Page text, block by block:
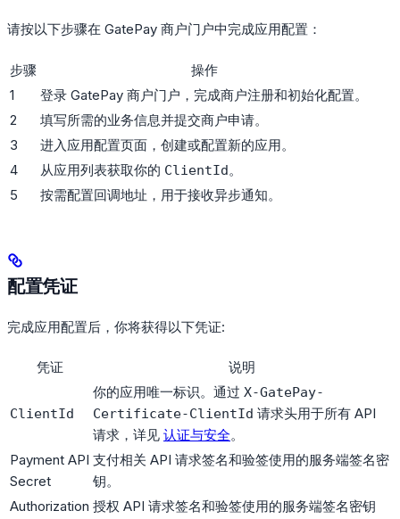
请按以下步骤在 GatePay 商户门户中完成应用配置：
步骤
操作
1
登录 GatePay 商户门户，完成商户注册和初始化配置。
2
填写所需的业务信息并提交商户申请。
3
进入应用配置页面，创建或配置新的应用。
4
从应用列表获取你的 ClientId。
5
按需配置回调地址，用于接收异步通知。
配置凭证
完成应用配置后，你将获得以下凭证:
凭证 说明
ClientId
你的应用唯一标识。通过 X-GatePay-
Certificate-ClientId 请求头用于所有 API
请求，详见 认证与安全。
Payment API
Secret
支付相关 API 请求签名和验签使用的服务端签名密
钥。
Authorization 授权 API 请求签名和验签使用的服务端签名密钥